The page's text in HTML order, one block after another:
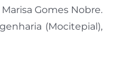
Gomes Nobre.
(Mocitepial),